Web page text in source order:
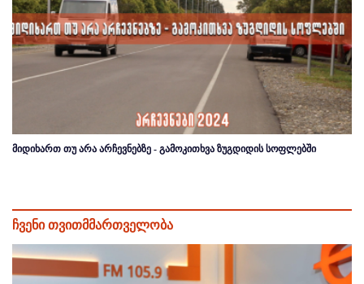
მიდიხართ თუ არა არჩევნებზე - გამოკითხვა ზუგდიდის სოფლებში
ჩვენი თვითმმართველობა